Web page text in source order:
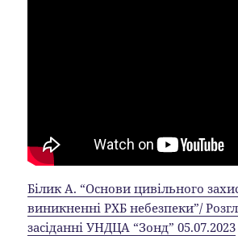
Білик А. “Основи цивільного
виникненні РХБ небезпеки”/
засіданні УНДЦА “Зонд” 05.07.2023